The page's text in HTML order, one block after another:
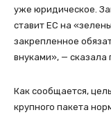
уже юридическое.
ставит ЕС на
закрепленное
внуками», — сказала
Как сообщается,
крупного пакета